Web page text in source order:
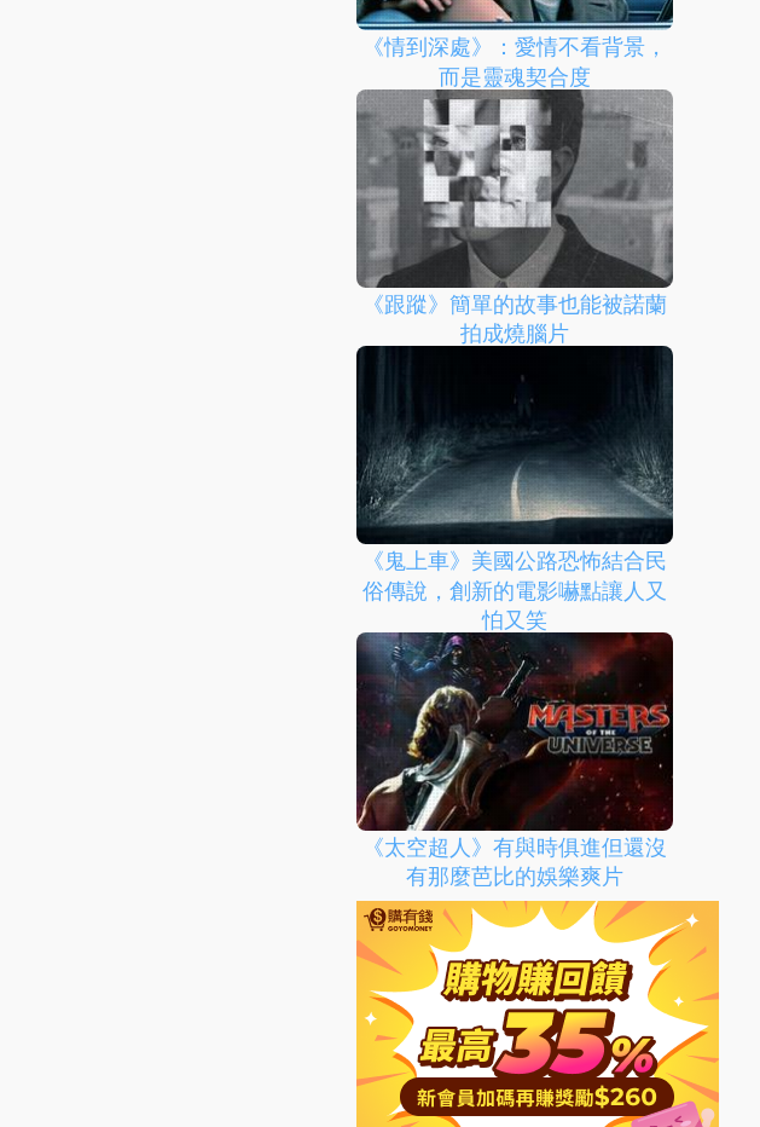
《情到深處》：愛情不看背景，
而是靈魂契合度
《跟蹤》簡單的故事也能被諾蘭
拍成燒腦片
《鬼上車》美國公路恐怖結合民
俗傳說，創新的電影嚇點讓人又
怕又笑
《太空超人》有與時俱進但還沒
有那麼芭比的娛樂爽片